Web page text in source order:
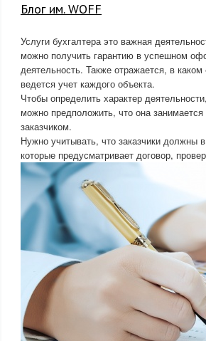
Блог им. WOFF
Услуги бухгалтера это важная
можно получить гарантию в успешном
деятельность. Также отражается, в
ведется учет каждого объекта.
Чтобы определить характер
можно предположить, что она
заказчиком.
Нужно учитывать, что заказчики должны
которые предусматривает договор,